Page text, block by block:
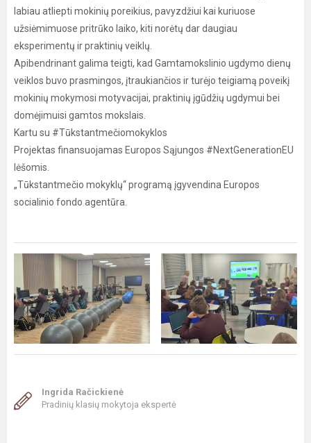
labiau atliepti mokinių poreikius, pavyzdžiui kai kuriuose
užsiėmimuose pritrūko laiko, kiti norėtų dar daugiau
eksperimentų ir praktinių veiklų.
Apibendrinant galima teigti, kad Gamtamokslinio ugdymo dienų
veiklos buvo prasmingos, įtraukiančios ir turėjo teigiamą poveikį
mokinių mokymosi motyvacijai, praktinių įgūdžių ugdymui bei
domėjimuisi gamtos mokslais.
Kartu su #Tūkstantmečiomokyklos
Projektas finansuojamas Europos Sąjungos #NextGenerationEU
lėšomis.
„Tūkstantmečio mokyklų“ programą įgyvendina Europos
socialinio fondo agentūra.
Ingrida Račickienė
Pradinių klasių mokytoja ekspertė